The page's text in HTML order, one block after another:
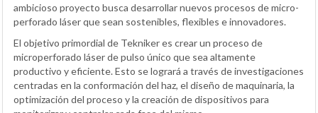
ambicioso proyecto busca desarrollar nuevos procesos de micro-
perforado láser que sean sostenibles, flexibles e innovadores.
El objetivo primordial de Tekniker es crear un proceso de
microperforado láser de pulso único que sea altamente
productivo y eficiente. Esto se logrará a través de investigaciones
centradas en la conformación del haz, el diseño de maquinaria, la
optimización del proceso y la creación de dispositivos para